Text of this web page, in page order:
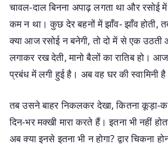
चावल-दाल बिनना अपाढ़ लगता था और रसोई
कम न था। कुछ देर बहनों में झाँव- झाँव होती,
क्या आज रसोई न बनेगी, तो दो में से एक उठती
लगाकर रख देती, मानो बैलों का रातिब हो।
प्रबंध में लगी हुई है। अब वह घर की स्वामिनी
तब उसने बाहर निकलकर देखा, कितना
दिन-भर मक्खी मारा करते हैं। इतना भी नहीं
अब क्या इनसे इतना भी न होगा? द्वार चिकना